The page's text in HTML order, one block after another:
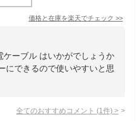
価格と在庫を楽天でチェック >>
ケーブル はいかがでしょうか
にできるので使いやすいと思
全てのおすすめコメント (1 件) >